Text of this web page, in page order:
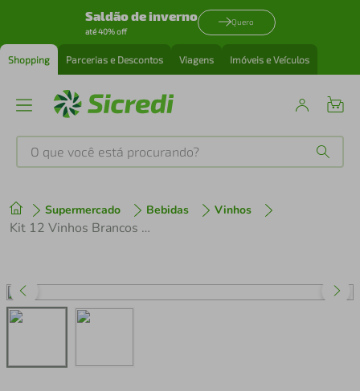
Saldão de inverno
até 40% off
Quero
Shopping Parcerias e Descontos Viagens Imóveis e Veículos
O que você está procurando?
Supermercado Bebidas Vinhos
Kit 12 Vinhos Brancos Faisão Vinho Verde
1 º tenis
perfume